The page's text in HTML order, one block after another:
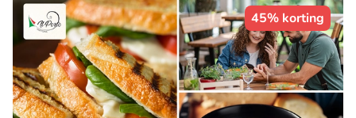
45% korting